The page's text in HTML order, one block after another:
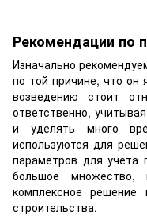
Рекомендации по
Изначально
по той причине, что он
возведению стоит
ответственно,
и уделять много
используются для
параметров для учета
большое
комплексное
строительства.